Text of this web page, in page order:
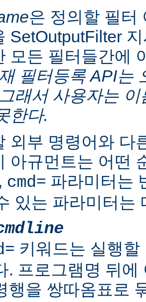
은 정의할 필터
SetOutputFilter
모든 필터들간에
필터등록 API는
래서 사용자는
한다.
외부 명령어와 다
아규먼트는 어떤
cmd= 파라미터는
있는 파라미터는
키워드는 실행
. 프로그램명 뒤에
행을 쌍따옴표로